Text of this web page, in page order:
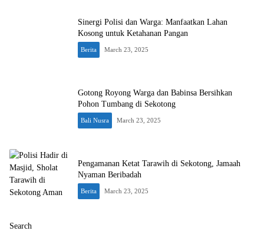
Sinergi Polisi dan Warga: Manfaatkan Lahan
Kosong untuk Ketahanan Pangan
Berita March 23, 2025
Gotong Royong Warga dan Babinsa Bersihkan
Pohon Tumbang di Sekotong
Bali Nusra March 23, 2025
Pengamanan Ketat Tarawih di Sekotong, Jamaah
Nyaman Beribadah
Berita March 23, 2025
Search